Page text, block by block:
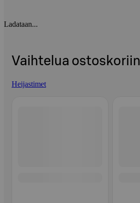
Ladataan...
Vaihtelua ostoskoriin
Heijastimet